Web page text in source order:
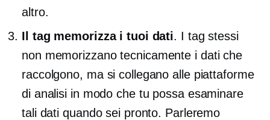
altro.
Il tag memorizza i tuoi dati. I tag stessi
non memorizzano tecnicamente i dati che
raccolgono, ma si collegano alle piattaforme
di analisi in modo che tu possa esaminare
tali dati quando sei pronto. Parleremo